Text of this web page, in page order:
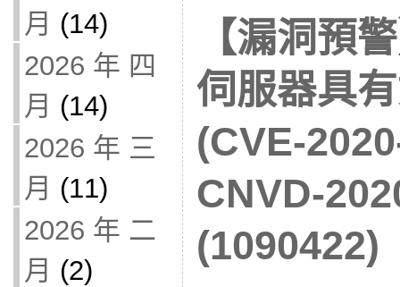
月 (14)
2026 年 四
月 (14)
2026 年 三
月 (11)
2026 年 二
月 (2)
【漏洞預
伺服器具
(CVE-
CNVD-
(1090422)